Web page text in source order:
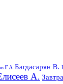
Г.А Багдасарян В.
А. Завтра